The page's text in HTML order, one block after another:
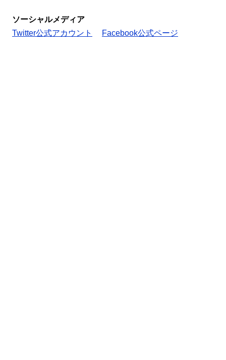
ソーシャルメディア
Twitter公式アカウント
Facebook公式ページ